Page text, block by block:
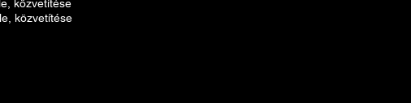
közvetítése
közvetítése